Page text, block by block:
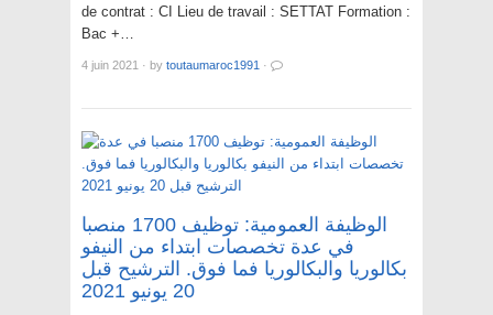
de contrat : CI Lieu de travail : SETTAT Formation :
Bac +…
4 juin 2021 · by toutaumaroc1991 ·
الوظيفة العمومية: توظيف 1700 منصبا
في عدة تخصصات ابتداء من النيفو
بكالوريا والبكالوريا فما فوق. الترشيح قبل
20 يونيو 2021